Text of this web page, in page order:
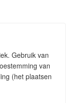
Gebruik van
van
(het plaatsen